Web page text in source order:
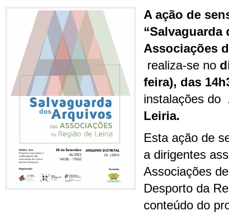
A ação de
“Salvaguarda
Associações
realiza-se no
feira), das
instalações do
Leiria.
Esta ação de
a dirigentes
Associações
Desporto da
conteúdo do